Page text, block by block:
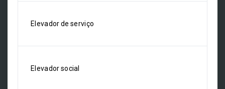
Elevador de serviço
Elevador social